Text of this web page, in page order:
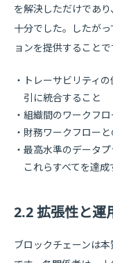
を解決しただけであ
十分でした。したが
ョンを提供することで
トレーサビリティ
引に統合すること
組織間のワークフ
財務ワークフロー
最高水準のデータプ
これらすべてを達成
2.2 拡張性と運
ブロックチェーンは